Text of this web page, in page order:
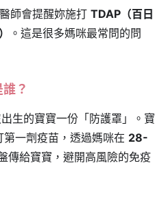
師會提醒妳施打 TDAP（百日
。這是很多媽咪最常問的問
？
生的寶寶一份「防護罩」。寶
一劑疫苗，透過媽咪在 28-
傳給寶寶，避開高風險的免疫